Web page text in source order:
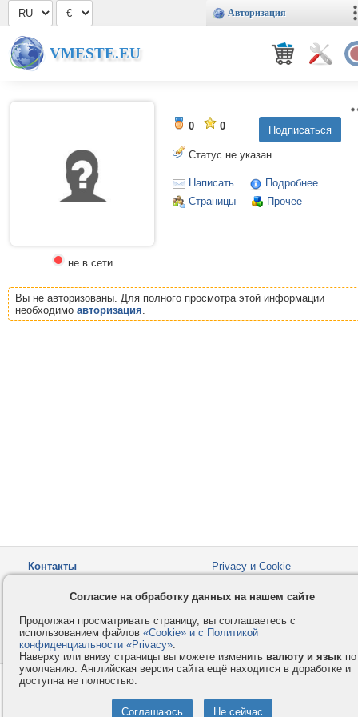
Авторизация
VMESTE.EU
не в сети
0 0
Статус не указан
Написать
Подробнее
Страницы
Прочее
Вы не авторизованы. Для полного просмотра этой информации
необходимо авторизация.
Контакты
Privacy и Cookie
Как оплатить
Форумы
© 2008-2026VMESTE.EU
Согласие на обработку данных на нашем сайте
Продолжая просматривать страницу, вы соглашаетесь с
использованием файлов «Cookie» и с Политикой
конфиденциальности «Privacy».
Наверху или внизу страницы вы можете изменить валюту и язык по
умолчанию. Английская версия сайта ещё находится в доработке и
доступна не полностью.